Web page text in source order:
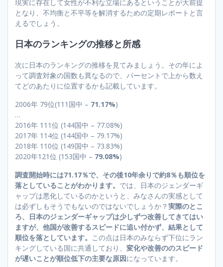
現実に存在して女性が不利な立場にあるということが大前提
となり、不均衡と不平等を解消するための定期レポートと言
えるでしょう。
日本のランキングの推移と所感
次に日本のランキングの推移を見てみましょう。その年によ
って調査対象の国数も異なるので、パーセントで上から数え
てどのあたりに位置するかも記載しています。
2006年 79位(111国中 – 71.17%)
…
2016年 111位 (144国中 – 77.08%)
2017年 114位 (144国中 – 79.17%)
2018年 110位 (149国中 – 73.83%)
2020年121位 (153国中 – 79.08%)
調査開始時には71.17％で、その後10年余りで約8％も順位を
落としていることがわかります。 では、日本のジェンダーギ
ャップは悪化しているのかというと、みなさんの実感として
は必ずしもそうでもないのではないでしょうか？ 実際のとこ
ろ、日本のジェンダーギャップは少しずつ改善してきてはい
ますが、他国が改善するスピードに追い付かず、結果として
順位を落としています。 この点は日本のみならず下位にラン
キングしている国に共通しており、 変化や改善ののスピード
が遅いことが順位低下の主要な原因になっています。